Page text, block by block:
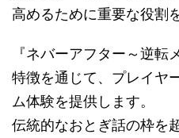
高めるために重要な役割
『ネバーアフター～逆
特徴を通じて、プレイヤ
ム体験を提供します。
伝統的なおとぎ話の枠を